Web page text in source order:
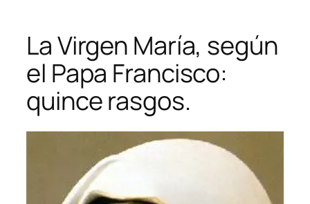
La Virgen María, según
el Papa Francisco:
quince rasgos.